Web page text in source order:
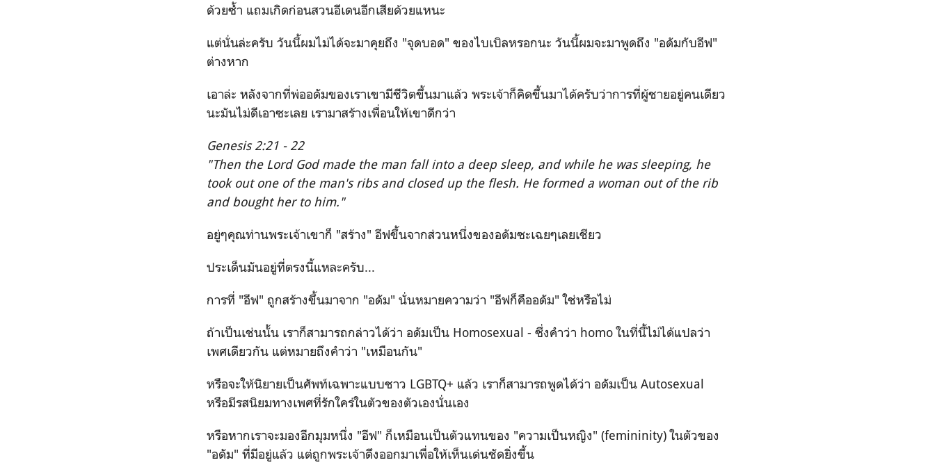
ด้วยซ้ำ แถมเกิดก่อนสวนอีเดนอีกเสียด้วยแหนะ
แต่นั่นล่ะครับ วันนี้ผมไม่ได้จะมาคุยถึง "จุดบอด" ของไบเบิลหรอกนะ วันนี้ผมจะมาพูดถึง "อดัมกับอีฟ"
ต่างหาก
เอาล่ะ หลังจากที่พ่ออดัมของเราเขามีชีวิตขึ้นมาแล้ว พระเจ้าก็คิดขึ้นมาได้ครับว่าการที่ผู้ชายอยู่คนเดียว
นะมันไม่ดีเอาซะเลย เรามาสร้างเพื่อนให้เขาดีกว่า
Genesis 2:21 - 22
"Then the Lord God made the man fall into a deep sleep, and while he was sleeping, he
took out one of the man's ribs and closed up the flesh. He formed a woman out of the rib
and bought her to him."
อยู่ๆคุณท่านพระเจ้าเขาก็ "สร้าง" อีฟขึ้นจากส่วนหนึ่งของอดัมซะเฉยๆเลยเชียว
ประเด็นมันอยู่ที่ตรงนี้แหละครับ...
การที่ "อีฟ" ถูกสร้างขึ้นมาจาก "อดัม" นั่นหมายความว่า "อีฟก็คืออดัม" ใช่หรือไม่
ถ้าเป็นเช่นนั้น เราก็สามารถกล่าวได้ว่า อดัมเป็น Homosexual - ซึ่งคำว่า homo ในที่นี้ไม่ได้แปลว่า
เพศเดียวกัน แต่หมายถึงคำว่า "เหมือนกัน"
หรือจะให้นิยายเป็นศัพท์เฉพาะแบบชาว LGBTQ+ แล้ว เราก็สามารถพูดได้ว่า อดัมเป็น Autosexual
หรือมีรสนิยมทางเพศที่รักใคร่ในตัวของตัวเองนั่นเอง
หรือหากเราจะมองอีกมุมหนึ่ง "อีฟ" ก็เหมือนเป็นตัวแทนของ "ความเป็นหญิง" (femininity) ในตัวของ
"อดัม" ที่มีอยู่แล้ว แต่ถูกพระเจ้าดึงออกมาเพื่อให้เห็นเด่นชัดยิ่งขึ้น